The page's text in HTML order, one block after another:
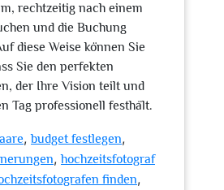
rechtzeitig nach einem
und die Buchung
diese Weise können Sie
Sie den perfekten
der Ihre Vision teilt und
Tag professionell festhält.
,budget festlegen,
,hochzeitsfotograf
finden,